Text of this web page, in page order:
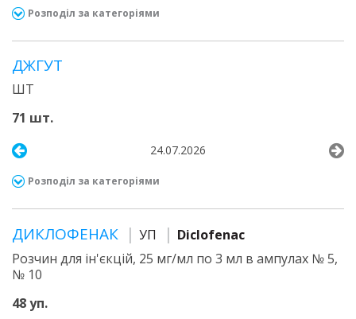
Розподіл за категоріями
ДЖГУТ
ШТ
71 шт.
24.07.2026
Розподіл за категоріями
ДИКЛОФЕНАК УП
Diclofenac
Розчин для ін'єкцій, 25 мг/мл по 3 мл в ампулах № 5,
№ 10
48 уп.